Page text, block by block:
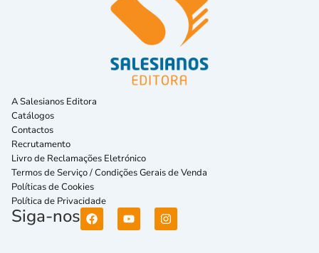
A Salesianos Editora
Catálogos
Contactos
Recrutamento
Livro de Reclamações Eletrónico
Termos de Serviço / Condições Gerais de Venda
Políticas de Cookies
Política de Privacidade
Siga-nos